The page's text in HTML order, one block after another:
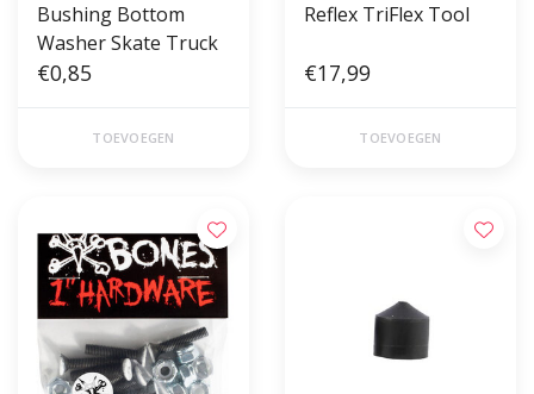
Bushing Bottom
Washer Skate Truck
€0,85
TOEVOEGEN
Reflex TriFlex Tool
€17,99
TOEVOEGEN